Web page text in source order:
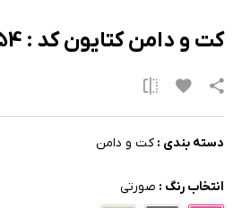
کت و دامن کتایون کد : 110254
دسته بندی : کت و دامن
انتخاب رنگ : صورتی